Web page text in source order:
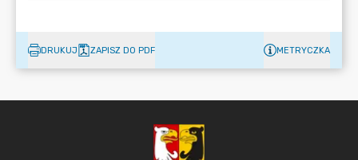
DRUKUJ ZAPISZ DO PDF METRYCZKA